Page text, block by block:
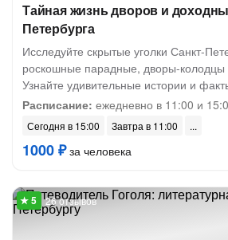
Тайная жизнь дворов и
Петербурга
Исследуйте скрытые уголки Санкт-
роскошные парадные, дворы-
Узнайте удивительные истории и
Расписание: ежедневно в 11:00 и
Сегодня в 15:00 Завтра в 11:00
1000 ₽за человека
26 отзывов